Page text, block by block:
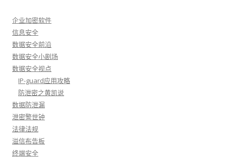
企业加密软件
信息安全
数据安全前沿
数据安全小剧场
数据安全视点
IP-guard应用攻略
防泄密之黄凯说
数据防泄漏
泄密警世钟
法律法规
溢信布告板
终端安全